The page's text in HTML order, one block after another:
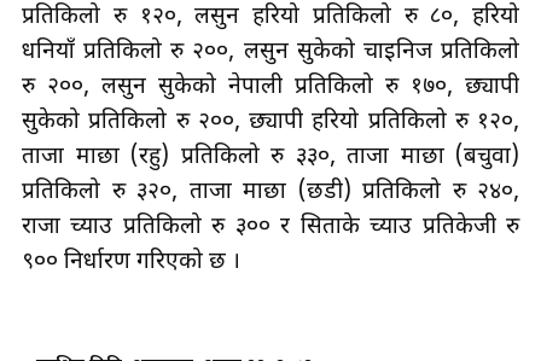
प्रतिकिलो रु १२०, लसुन हरियो प्रतिकिलो रु ८०, हरियो
धनियाँ प्रतिकिलो रु २००, लसुन सुकेको चाइनिज प्रतिकिलो
रु २००, लसुन सुकेको नेपाली प्रतिकिलो रु १७०, छ्यापी
सुकेको प्रतिकिलो रु २००, छ्यापी हरियो प्रतिकिलो रु १२०,
ताजा माछा (रहु) प्रतिकिलो रु ३३०, ताजा माछा (बचुवा)
प्रतिकिलो रु ३२०, ताजा माछा (छडी) प्रतिकिलो रु २४०,
राजा च्याउ प्रतिकिलो रु ३०० र सिताके च्याउ प्रतिकेजी रु
९०० निर्धारण गरिएको छ ।